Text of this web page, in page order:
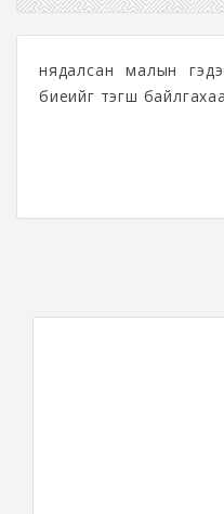
нядалсан малын
биеийг тэгш